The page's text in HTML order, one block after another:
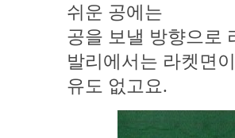
쉬운 공에는
공을 보낼 방향으로
발리에서는 라켓면
유도 없고요.